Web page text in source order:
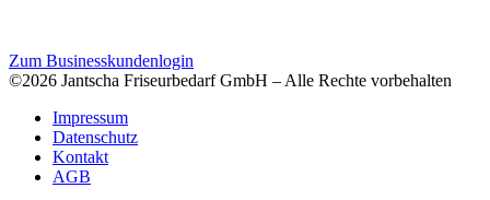
Zum Businesskundenlogin
©2026 Jantscha Friseurbedarf GmbH – Alle Rechte vorbehalten
Impressum
Datenschutz
Kontakt
AGB